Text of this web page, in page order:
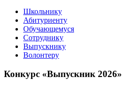
Школьнику
Абитуриенту
Обучающемуся
Сотруднику
Выпускнику
Волонтеру
Конкурс «Выпускник 2026»